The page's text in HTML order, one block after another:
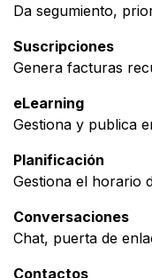
Da segumiento,
Suscripciones
Genera facturas
eLearning
Gestiona y publica
Planificación
Gestiona el horario
Conversaciones
Chat, puerta de
Contactos